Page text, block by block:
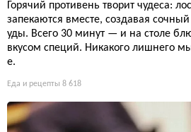
Горячий противень творит чудеса:
запекаются вместе, создавая
уды. Всего 30 минут — и на столе
вкусом специй. Никакого лишнего
е.
Еда и рецепты 8 618